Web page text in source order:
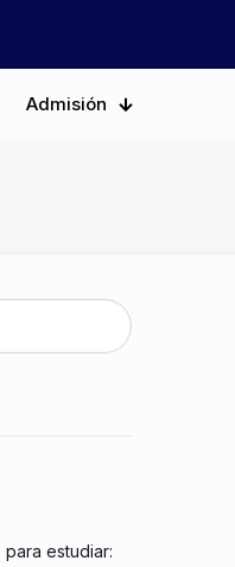
Admisión
estudiar: